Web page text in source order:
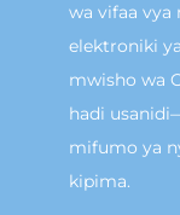
wa vifaa vya
elektroniki
mwisho wa
hadi
mifumo ya
kipima.